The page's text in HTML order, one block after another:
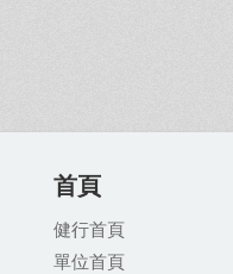
首頁
健行首頁
單位首頁